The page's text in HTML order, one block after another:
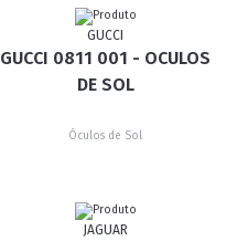
GUCCI
GUCCI 0811 001 - OCULOS
DE SOL
Óculos de Sol
JAGUAR